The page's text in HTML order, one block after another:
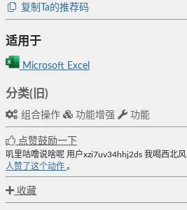
复制Ta的推荐码
适用于
Microsoft Excel
分类(旧)
组合操作 功能增强 功能
点赞鼓励一下
叽里咕噜说啥呢 用户xzi7uv34hhj2ds 我喝西北风
人赞了这个动作 。
收藏